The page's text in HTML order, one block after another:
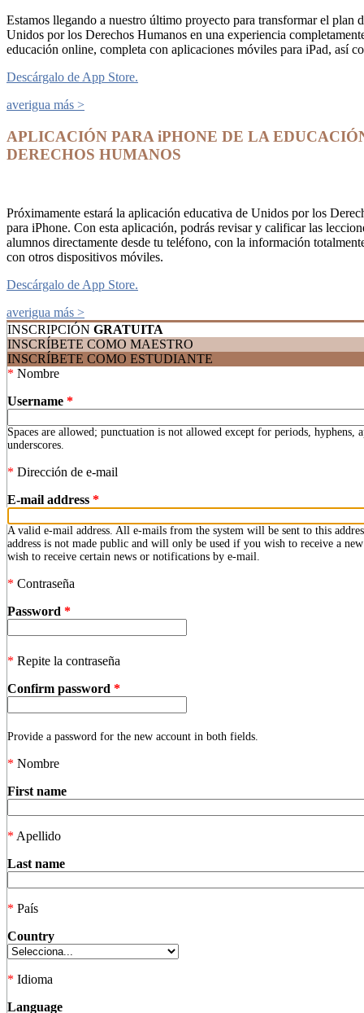
Estamos llegando a nuestro último proyecto para transformar el plan
Unidos por los Derechos Humanos en una experiencia
educación online, completa con aplicaciones móviles para iPad, así
Descárgalo de App Store.
averigua más >
APLICACIÓN PARA iPHONE DE LA
DERECHOS HUMANOS
Próximamente estará la aplicación educativa de Unidos por los
para iPhone. Con esta aplicación, podrás revisar y calificar las
alumnos directamente desde tu teléfono, con la información
con otros dispositivos móviles.
Descárgalo de App Store.
averigua más >
INSCRIPCIÓN GRATUITA
INSCRÍBETE COMO MAESTRO
INSCRÍBETE COMO ESTUDIANTE
* Nombre
Username *
Spaces are allowed; punctuation is not allowed except for periods, hyphens,
underscores.
* Dirección de e-mail
E-mail address *
A valid e-mail address. All e-mails from the system will be sent to this
address is not made public and will only be used if you wish to receive a
wish to receive certain news or notifications by e-mail.
* Contraseña
Password *
* Repite la contraseña
Confirm password *
Provide a password for the new account in both fields.
* Nombre
First name
* Apellido
Last name
* País
Country
* Idioma
Language